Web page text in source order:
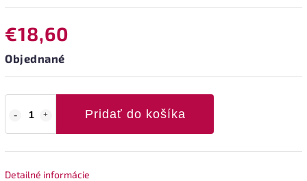
€18,60
Objednané
Pridať do košíka
Detailné informácie